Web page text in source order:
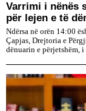
Varrimi i nënës
për lejen e të
Ndërsa në orën 14:00
Çapjas, Drejtoria e
dënuarin e përjetshëm,